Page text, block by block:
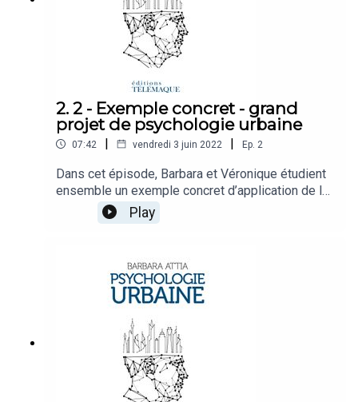
2. 2 - Exemple concret - grand
projet de psychologie urbaine
07:42 | vendredi 3 juin 2022 | Ep. 2
Dans cet épisode, Barbara et Véronique étudient
ensemble un exemple concret d’application de la
psychologie urbaine. CréditsInterviewee/auteur :
Barbara AttiaJournaliste interview : Véronique
(Studio Caleson)Ingénieur du son montage et mix
: Charles De CilliaRéalisation: Charles De
CilliaOuvrage : © Psychologie Urbaine : Un
nouveau métier, pour le bien-être des citoyens
des villes, Barbara Attia, Éditions Télémaque,
Play